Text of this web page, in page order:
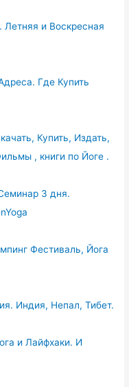
Летняя и Воскресная
Где Купить
Купить, Издать,
, книги по Йоге .
3 дня.
Фестиваль, Йога
Индия, Непал, Тибет.
и Лайфхаки. И